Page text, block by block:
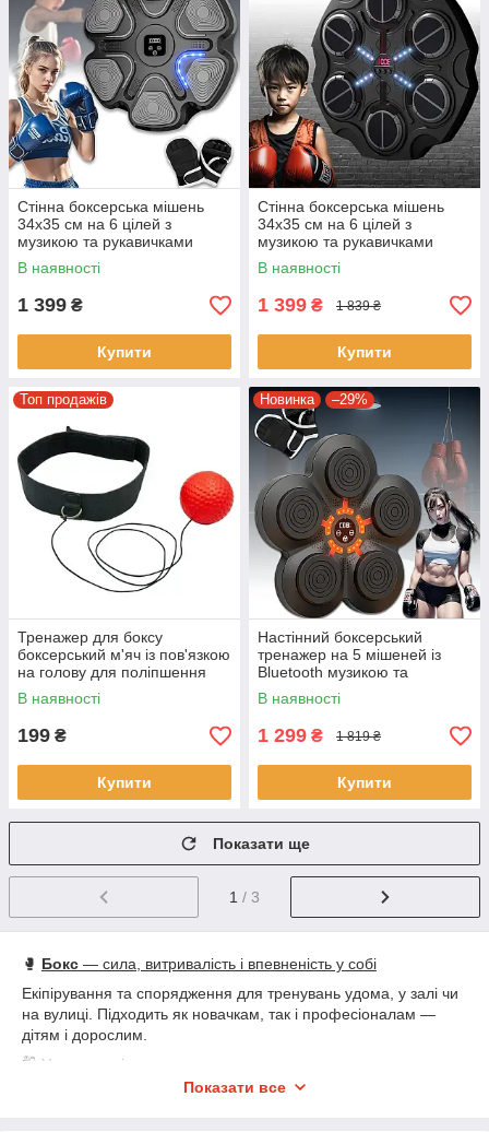
Стінна боксерська мішень
34х35 см на 6 цілей з
музикою та рукавичками
BK891 Чорна
В наявності
1 399 ₴
Купити
Стінна боксерська мішень
34х35 см на 6 цілей з
музикою та рукавичками
BK891 Чорна
В наявності
1 399 ₴ 1 839 ₴
Купити
Топ продажів
Тренажер для боксу
боксерський м'яч із пов'язкою
на голову для поліпшення
координації та реакції Muay
Thai
В наявності
199 ₴
Купити
Новинка –29%
Настінний боксерський
тренажер на 5 мішеней із
Bluetooth музикою та
рукавичками в комплекті
В наявності
1 299 ₴ 1 819 ₴
Купити
Показати ще
1 / 3
🥊 Бокс — сила, витривалість і впевненість у собі
Екіпірування та спорядження для тренувань удома, у залі чи
на вулиці. Підходить як новачкам, так і професіоналам —
дітям і дорослим.
🛍 У наявності:
● 🥊 Боксерські рукавички — для тренувань, спарингів, груші
Показати все